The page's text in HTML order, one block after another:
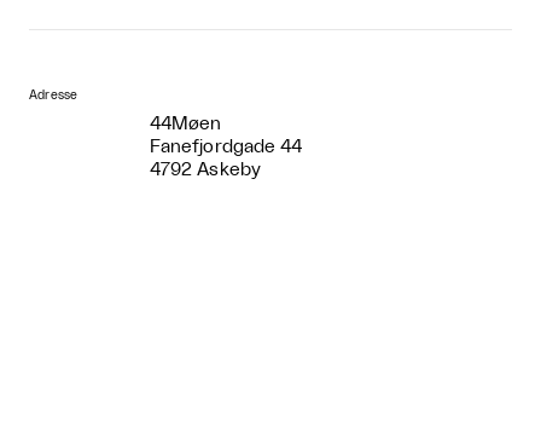
Adresse
44Møen
Fanefjordgade 44
4792 Askeby